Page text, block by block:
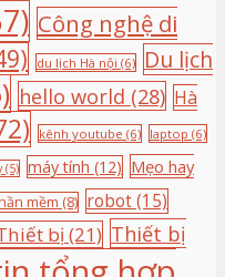
Công nghệ di
du lịch Hà nội (6)
Du lịch
hello world (28) Hà
kênh youtube (6) laptop (6)
(5) máy tính (12) Mẹo hay
mềm (8) robot(15)
bị (21) Thiết bị